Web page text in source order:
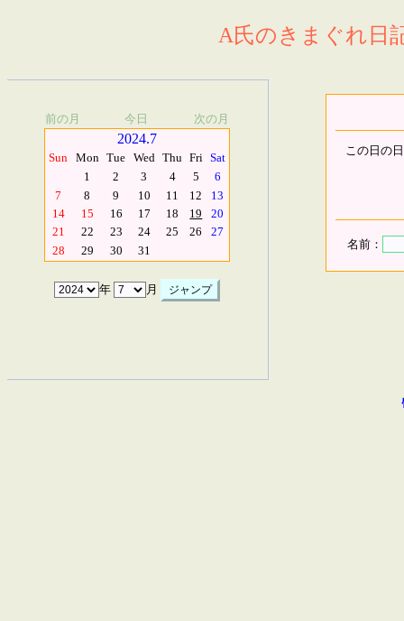
A氏のきまぐれ日
前の月 今日 次の月
2024.7
Sun Mon Tue Wed Thu Fri Sat
1
2 3 4 5
6
7
8 9 10 11 12
13
14
15 16 17 18 19
20
21
22 23 24 25 26
27
28
29 30 31
年 月
この日の
名前：